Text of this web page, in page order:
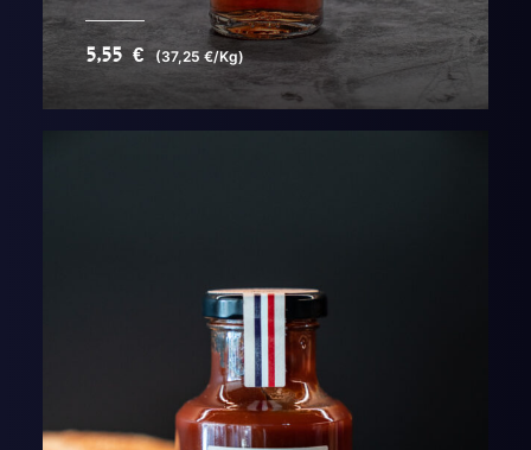
5,55 € (37,25 €/Kg)